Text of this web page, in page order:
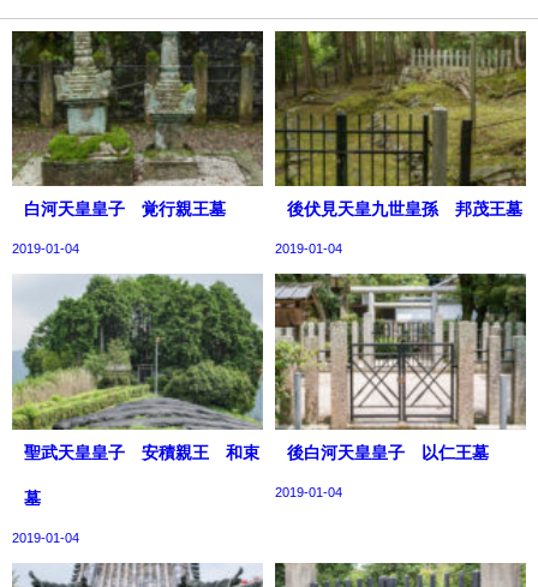
白河天皇皇子 覚行親王墓
2019-01-04
後伏見天皇九世皇孫 邦茂王墓
2019-01-04
聖武天皇皇子 安積親王 和束
墓
2019-01-04
後白河天皇皇子 以仁王墓
2019-01-04